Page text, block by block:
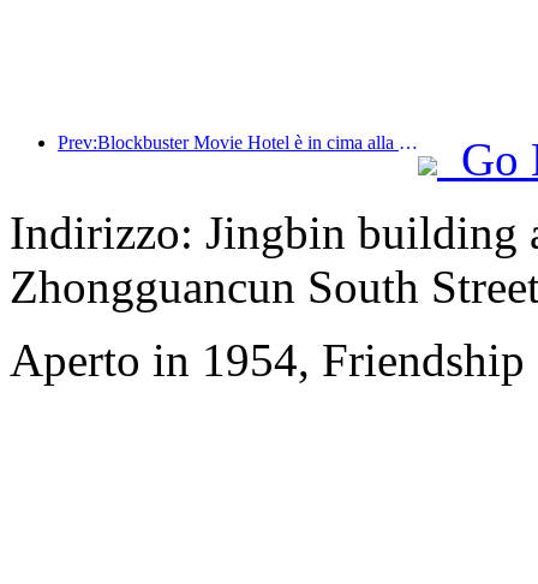
Prev:Blockbuster Movie Hotel è in cima alla lista degli hotel a tema cinematografico e l'influenza del suo marchio è stata migliorata
Go
Indirizzo: Jingbin building
Zhongguancun South
Aperto in 1954,